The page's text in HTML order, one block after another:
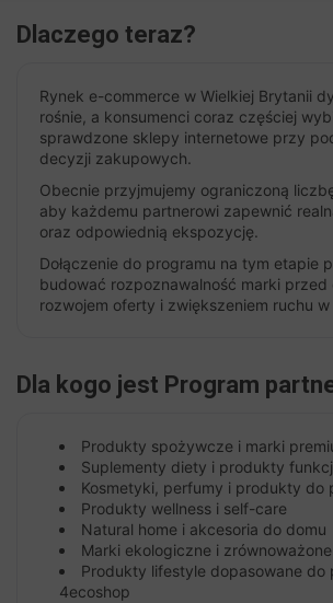
Dlaczego teraz?
Rynek e-commerce w Wielkiej Brytanii
rośnie, a konsumenci coraz częściej
sprawdzone sklepy internetowe przy
decyzji zakupowych.
Obecnie przyjmujemy ograniczoną
aby każdemu partnerowi zapewnić
oraz odpowiednią ekspozycję.
Dołączenie do programu na tym etapie
budować rozpoznawalność marki przed
rozwojem oferty i zwiększeniem ruchu w
Dla kogo jest Program
Produkty spożywcze i marki
Suplementy diety i produkty
Kosmetyki, perfumy i produkty do
Produkty wellness i self-care
Natural home i akcesoria do domu
Marki ekologiczne i zrównoważone
Produkty lifestyle dopasowane do
4ecoshop